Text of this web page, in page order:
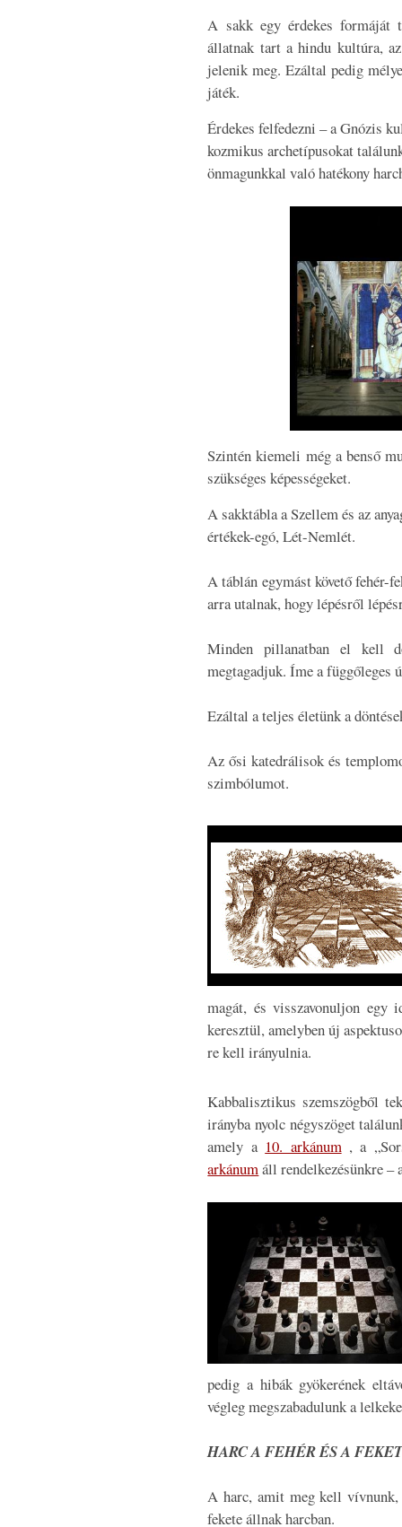
A sakk egy érdekes formáját
állatnak tart a hindu kultúra,
jelenik meg. Ezáltal pedig
játék.
Érdekes felfedezni – a Gnózis
kozmikus archetípusokat
önmagunkkal való hatékony
Szintén kiemeli még a benső
szükséges képességeket.
A sakktábla a Szellem és az
értékek-egó, Lét-Nemlét.
A táblán egymást követő fehér-
arra utalnak, hogy lépésről
Minden pillanatban el kell
megtagadjuk. Íme a függőleges
Ezáltal a teljes életünk a
Az ősi katedrálisok és
szimbólumot.
magát, és visszavonuljon egy
keresztül, amelyben új
re kell irányulnia.
Kabbalisztikus szemszögből
irányba nyolc négyszöget
amely a 10. arkánum, a
arkánumáll rendelkezésünkre –
pedig a hibák gyökerének
végleg megszabadulunk a
HARC A FEHÉR ÉS A
A harc, amit meg kell
fekete állnak harcban.